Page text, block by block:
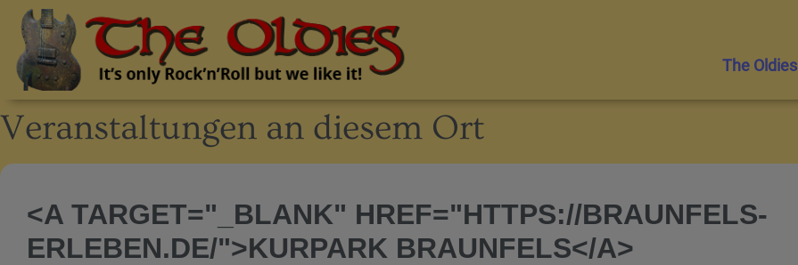
The Oldies
Veranstaltungen an diesem Ort
<A TARGET="_BLANK" HREF="HTTPS://BRAUNFELS-
ERLEBEN.DE/">KURPARK BRAUNFELS</A>